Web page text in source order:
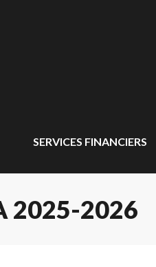
SERVICES FINANCIERS
2025-2026